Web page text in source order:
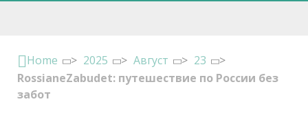
Home > 2025 > Август > 23
>
RossianeZabudet: путешествие по России без
забот